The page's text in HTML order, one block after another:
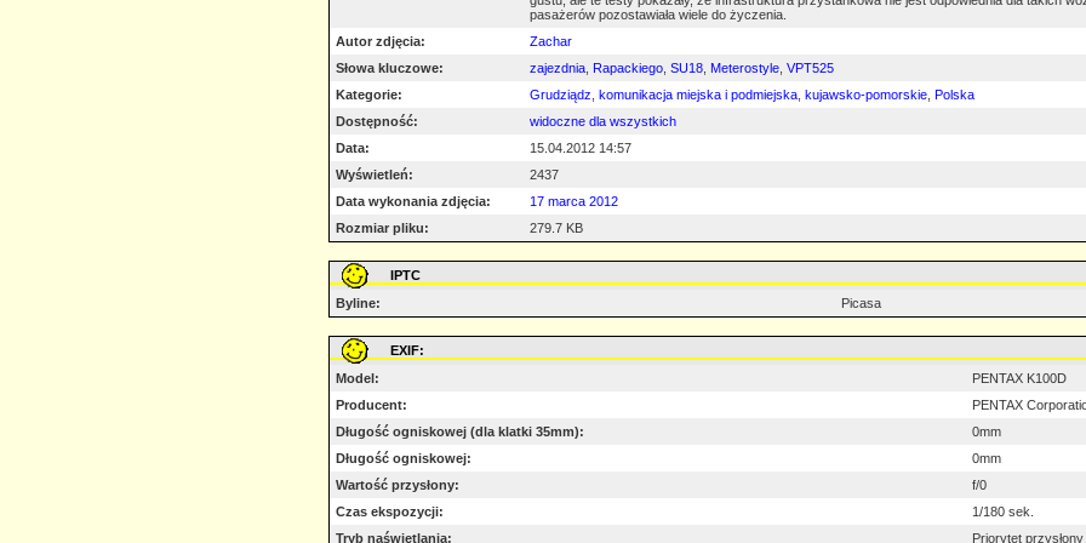
pasażerów pozostawiała wiele do życzenia.
Autor zdjęcia:
Zachar
Słowa kluczowe:
zajezdnia Rapackiego SU18 Meterostyle VPT525
Kategorie:
Grudziądz komunikacja miejska i podmiejska kujawsko-pomorskie Polska
Dostępność:
widoczne dla wszystkich
Data:
15.04.2012 14:57
Wyświetleń:
2437
Data wykonania zdjęcia:
17 marca 2012
Rozmiar pliku:
279.7 KB
IPTC
Byline:
Picasa
EXIF:
Model:
PENTAX K100D
Producent:
PENTAX
Długość ogniskowej (dla klatki 35mm):
0mm
Długość ogniskowej:
0mm
Wartość przysłony:
f/0
Czas ekspozycji:
1/180 sek.
Tryb naświetlania:
Priorytet przysłony